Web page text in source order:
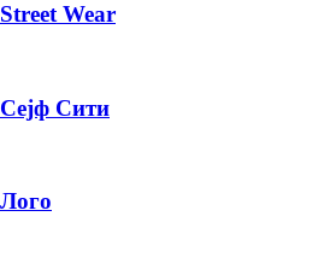
Street Wear
Сејф Сити
Лого